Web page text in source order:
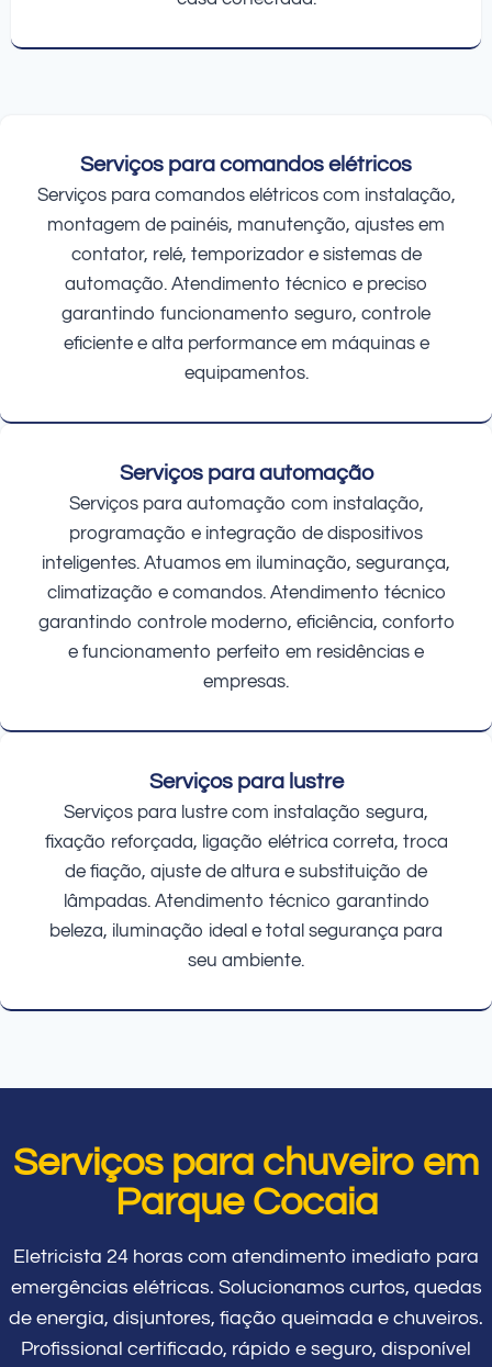
Serviços para comandos elétricos
Serviços para comandos elétricos com instalação,
montagem de painéis, manutenção, ajustes em
contator, relé, temporizador e sistemas de
automação. Atendimento técnico e preciso
garantindo funcionamento seguro, controle
eficiente e alta performance em máquinas e
equipamentos.
Serviços para automação
Serviços para automação com instalação,
programação e integração de dispositivos
inteligentes. Atuamos em iluminação, segurança,
climatização e comandos. Atendimento técnico
garantindo controle moderno, eficiência, conforto
e funcionamento perfeito em residências e
empresas.
Serviços para lustre
Serviços para lustre com instalação segura,
fixação reforçada, ligação elétrica correta, troca
de fiação, ajuste de altura e substituição de
lâmpadas. Atendimento técnico garantindo
beleza, iluminação ideal e total segurança para
seu ambiente.
Serviços para chuveiro em
Parque Cocaia
Eletricista 24 horas com atendimento imediato para
emergências elétricas. Solucionamos curtos, quedas
de energia, disjuntores, fiação queimada e chuveiros.
Profissional certificado, rápido e seguro, disponível